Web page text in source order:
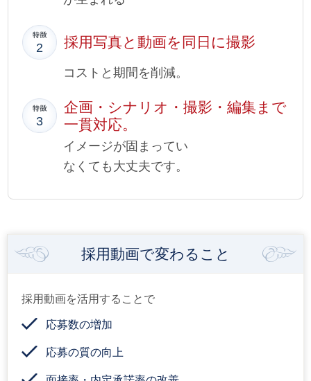
採用写真と動画を同日に撮影
コストと期間を削減。
企画・シナリオ・撮影・編集まで
一貫対応。
イメージが固まってい
なくても大丈夫です。
採用動画で変わること
採用動画を活用することで
応募数の増加
応募の質の向上